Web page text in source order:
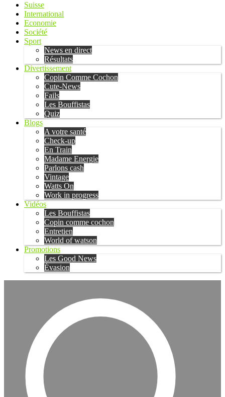
Suisse
International
Economie
Société
Sport
News en direct
Résultats
Divertissement
Copin Comme Cochon
Cute-News
Fails
Les Bouffistas
Quiz
Blogs
A votre santé
Check-up
En Train
Madame Energie
Parlons cash
Vintage
Watts On
Work in progress
Vidéos
Les Bouffistas
Copin comme cochon
Entretien
World of watson
Promotions
Les Good News
Évasion